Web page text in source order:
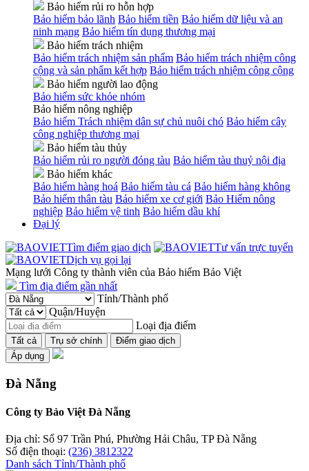
Bảo hiểm rủi ro hỗn hợp
Bảo hiểm bảo lãnh Bảo hiểm tiền Bảo hiểm dữ liệu và an
ninh mạng Bảo hiểm tín dụng thương mại
Bảo hiểm trách nhiệm
Bảo hiểm trách nhiệm sản phẩm Bảo hiểm trách nhiệm công
cộng và sản phẩm kết hợp Bảo hiểm trách nhiệm công cộng
Bảo hiểm người lao động
Bảo hiểm sức khỏe nhóm
Bảo hiểm nông nghiệp
Bảo hiểm Trách nhiệm dân sự chủ nuôi chó Bảo hiểm cây
công nghiệp thương mại
Bảo hiểm tàu thủy
Bảo hiểm rủi ro người đóng tàu Bảo hiểm tàu thuỷ nội địa
Bảo hiểm khác
Bảo hiểm hàng hoá Bảo hiểm tàu cá Bảo hiểm hàng không
Bảo hiểm thân tàu Bảo hiểm xe cơ giới Bảo Hiểm nông
nghiệp Bảo hiểm vệ tinh Bảo hiểm dầu khí
Đại lý
Tìm điểm giao dịch
Tư vấn trực tuyến
Dịch vụ gọi lại
Mạng lưới Công ty thành viên của Bảo hiểm Bảo Việt
Tìm địa điểm gần nhất
Tỉnh/Thành phố
Quận/Huyện
Loại địa điểm
Tất cả Trụ sở chính
Điểm giao dịch
Áp dụng
Đà Nẵng
Công ty Bảo Việt Đà Nẵng
Địa chỉ: Số 97 Trần Phú, Phường Hải Châu, TP Đà Nẵng
Số điện thoại: (236) 3812322
Danh sách Tỉnh/Thành phố